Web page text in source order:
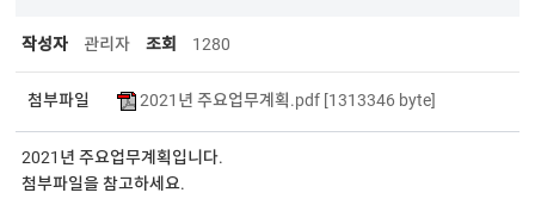
작성자 관리자 조회 1280
첨부파일 2021년 주요업무계획.pdf [1313346 byte]
2021년 주요업무계획입니다.
첨부파일을 참고하세요.